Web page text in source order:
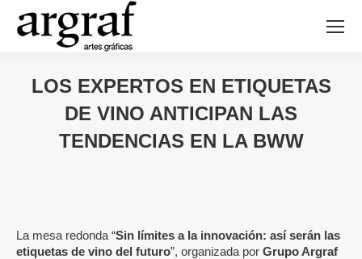
LOS EXPERTOS EN ETIQUETAS
DE VINO ANTICIPAN LAS
TENDENCIAS EN LA BWW
La mesa redonda “Sin límites a la innovación: así serán las
etiquetas de vino del futuro”, organizada por Grupo Argraf